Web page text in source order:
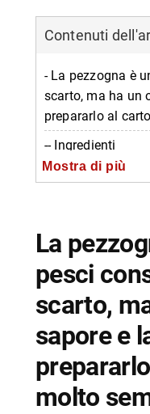
Contenuti
- La pezzogna è
scarto, ma ha un
prepararlo al
-- Ingredienti
-- Pulire il pesce
-- Scopri di più da
Mostra di più
La
pesci
scarto,
sapore e
molto